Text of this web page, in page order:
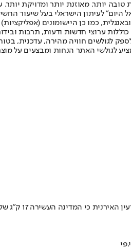
יותר, מאוזנת יותר ומדויקת
המודפסת הראשונה פורסמה ב-30 ביולי 2007, וב-2010 הפך
ערוצי חדשות ודעות, תרבות
לספק לגולשים חוויה מהירה,
לגולשי האתר הנחות ומבצעים על
17 ק"ג של אורניום ברמה של מעל 20%